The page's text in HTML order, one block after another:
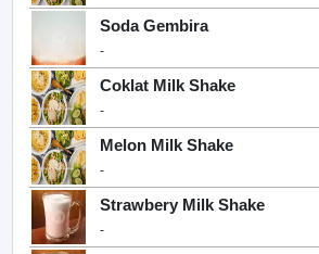
Soda Gembira
-
Coklat Milk Shake
-
Melon Milk Shake
-
Strawbery Milk Shake
-